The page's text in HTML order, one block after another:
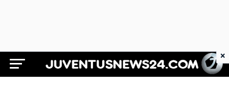
Juventus News 24
×